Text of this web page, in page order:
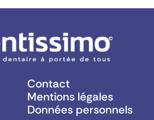
Contact
Mentions légales
Données personnels